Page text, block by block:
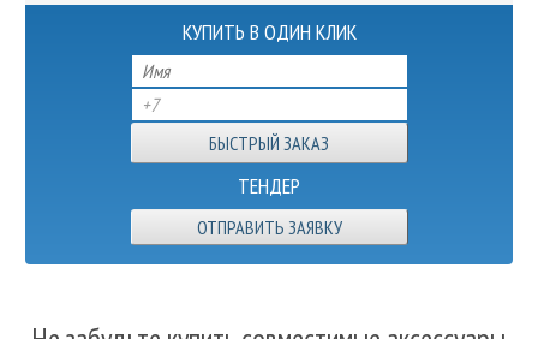
КУПИТЬ В ОДИН КЛИК
ТЕНДЕР
ОТПРАВИТЬ ЗАЯВКУ